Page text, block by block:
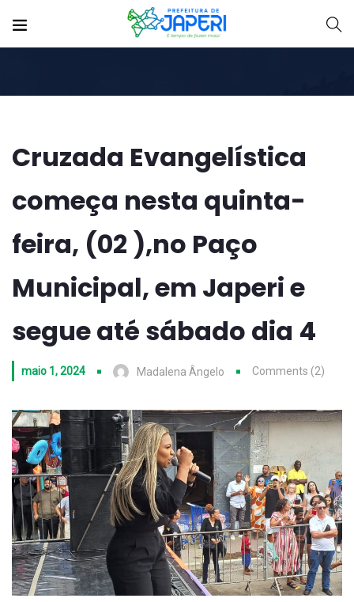
Cruzada Evangelística
começa nesta quinta-
feira, (02 ),no Paço
Municipal, em Japeri e
segue até sábado dia 4
maio 1, 2024 Madalena Ângelo Comments (2)